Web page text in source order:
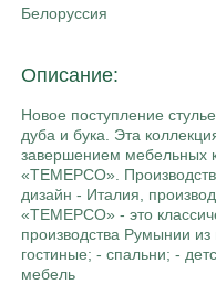
Белоруссия
Описание:
Новое поступление
дуба и бука. Эта
завершением мебельных
«ТЕМЕРСО».
дизайн - Италия,
«ТЕМЕРСО» - это
производства Румынии
гостиные; - спальни; -
мебель